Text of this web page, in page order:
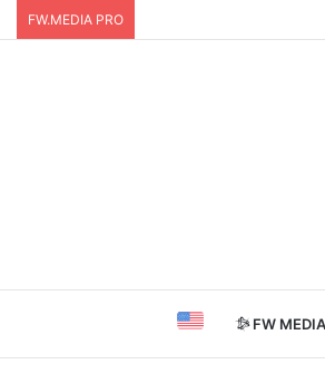
FW.MEDIA PRO
FW